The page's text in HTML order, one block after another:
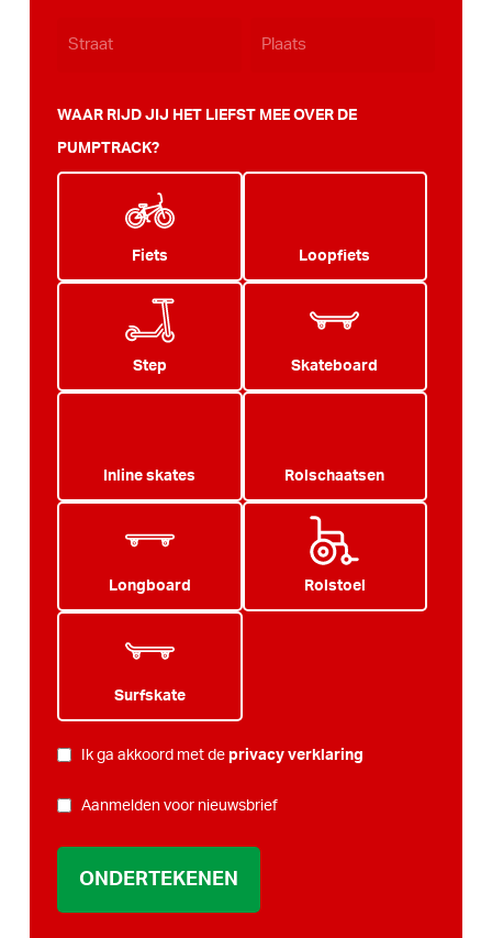
WAAR RIJD JIJ HET LIEFST MEE OVER DE
PUMPTRACK?
Fiets Loopfiets
Step Skateboard
Inline skates Rolschaatsen
Longboard Rolstoel
Surfskate
PRIVACYIk ga akkoord met de privacy verklaring
NIEUWSBRIEF
Aanmelden voor nieuwsbrief